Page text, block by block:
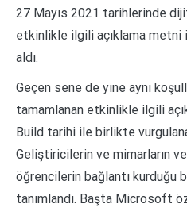
27 Mayıs 2021 tarihlerinde
etkinlikle ilgili açıklama metni
aldı.
Geçen sene de yine aynı
tamamlanan etkinlikle ilgili
Build tarihi ile birlikte
Geliştiricilerin ve mimarların
öğrencilerin bağlantı kurduğu
tanımlandı. Başta Microsoft